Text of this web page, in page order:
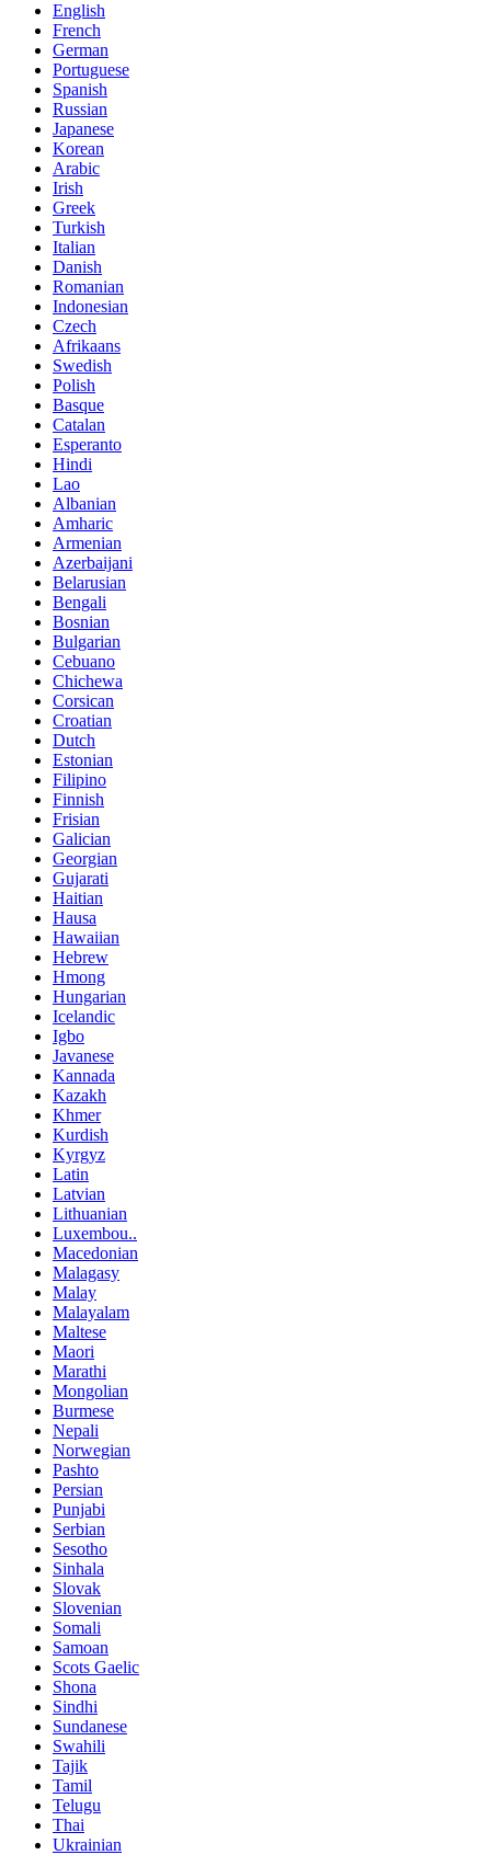
English
French
German
Portuguese
Spanish
Russian
Japanese
Korean
Arabic
Irish
Greek
Turkish
Italian
Danish
Romanian
Indonesian
Czech
Afrikaans
Swedish
Polish
Basque
Catalan
Esperanto
Hindi
Lao
Albanian
Amharic
Armenian
Azerbaijani
Belarusian
Bengali
Bosnian
Bulgarian
Cebuano
Chichewa
Corsican
Croatian
Dutch
Estonian
Filipino
Finnish
Frisian
Galician
Georgian
Gujarati
Haitian
Hausa
Hawaiian
Hebrew
Hmong
Hungarian
Icelandic
Igbo
Javanese
Kannada
Kazakh
Khmer
Kurdish
Kyrgyz
Latin
Latvian
Lithuanian
Luxembou..
Macedonian
Malagasy
Malay
Malayalam
Maltese
Maori
Marathi
Mongolian
Burmese
Nepali
Norwegian
Pashto
Persian
Punjabi
Serbian
Sesotho
Sinhala
Slovak
Slovenian
Somali
Samoan
Scots Gaelic
Shona
Sindhi
Sundanese
Swahili
Tajik
Tamil
Telugu
Thai
Ukrainian